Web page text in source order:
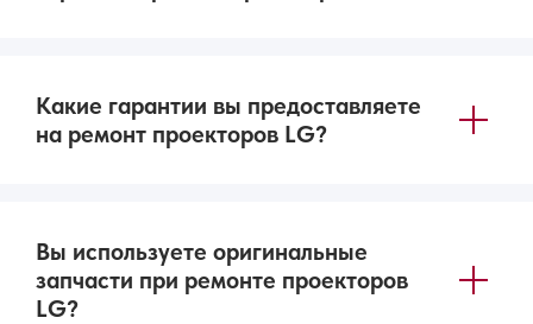
Какие гарантии вы предоставляете
на ремонт проекторов LG?
Вы используете оригинальные
запчасти при ремонте проекторов
LG?